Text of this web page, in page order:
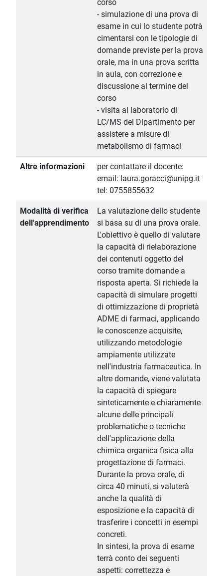
corso
- simulazione di una prova di
esame in cui lo studente potrà
cimentarsi con le tipologie di
domande previste per la prova
orale, ma in una prova scritta
in aula, con correzione e
discussione al termine del
corso
- visita al laboratorio di
LC/MS del Dipartimento per
assistere a misure di
metabolismo di farmaci
Altre informazioni
per contattare il docente:
email: laura.goracci@unipg.it
tel: 0755855632
Modalità di verifica
dell'apprendimento
La valutazione dello studente
si basa su di una prova orale.
L'obiettivo è quello di valutare
la capacità di rielaborazione
dei contenuti oggetto del
corso tramite domande a
risposta aperta. Si richiede la
capacità di simulare progetti
di ottimizzazione di proprietà
ADME di farmaci, applicando
le conoscenze acquisite,
utilizzando metodologie
ampiamente utilizzate
nell'industria farmaceutica. In
altre domande, viene valutata
la capacità di spiegare
sinteticamente e chiaramente
alcune delle principali
problematiche o tecniche
dell'applicazione della
chimica organica fisica alla
progettazione di farmaci.
Durante la prova orale, di
circa 40 minuti, si valuterà
anche la qualità di
esposizione e la capacità di
trasferire i concetti in esempi
concreti.
In sintesi, la prova di esame
terrà conto dei seguenti
aspetti: correttezza e